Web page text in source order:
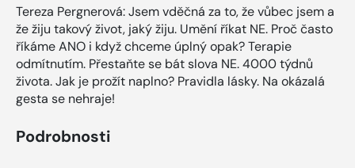
Tereza Pergnerová: Jsem vděčná za to, že vůbec jsem a
že žiju takový život, jaký žiju. Umění říkat NE. Proč často
říkáme ANO i když chceme úplný opak? Terapie
odmítnutím. Přestaňte se bát slova NE. 4000 týdnů
života. Jak je prožít naplno? Pravidla lásky. Na okázalá
gesta se nehraje!
Podrobnosti